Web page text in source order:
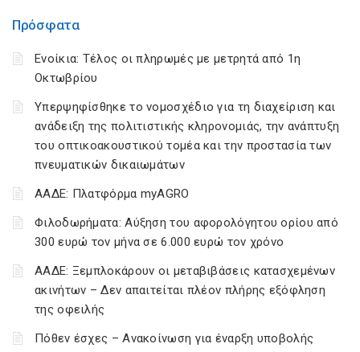
Πρόσφατα
Ενοίκια: Τέλος οι πληρωμές με μετρητά από 1η
Οκτωβρίου
Υπερψηφίσθηκε το νομοσχέδιο για τη διαχείριση και
ανάδειξη της πολιτιστικής κληρονομιάς, την ανάπτυξη
του οπτικοακουστικού τομέα και την προστασία των
πνευματικών δικαιωμάτων
ΑΑΔΕ: Πλατφόρμα myAGRO
Φιλοδωρήματα: Αύξηση του αφορολόγητου ορίου από
300 ευρώ τον μήνα σε 6.000 ευρώ τον χρόνο
ΑΑΔΕ: Ξεμπλοκάρουν οι μεταβιβάσεις κατασχεμένων
ακινήτων – Δεν απαιτείται πλέον πλήρης εξόφληση
της οφειλής
Πόθεν έσχες – Ανακοίνωση για έναρξη υποβολής